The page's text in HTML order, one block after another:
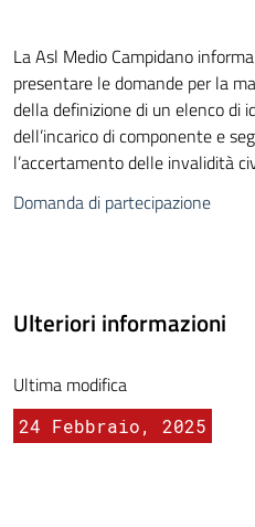
La Asl Medio Campidano
presentare le domande per la
della definizione di un elenco di
dell’incarico di componente e
l’accertamento delle invalidità
Domanda di partecipazione
Ulteriori informazioni
Ultima modifica
24 Febbraio, 2025